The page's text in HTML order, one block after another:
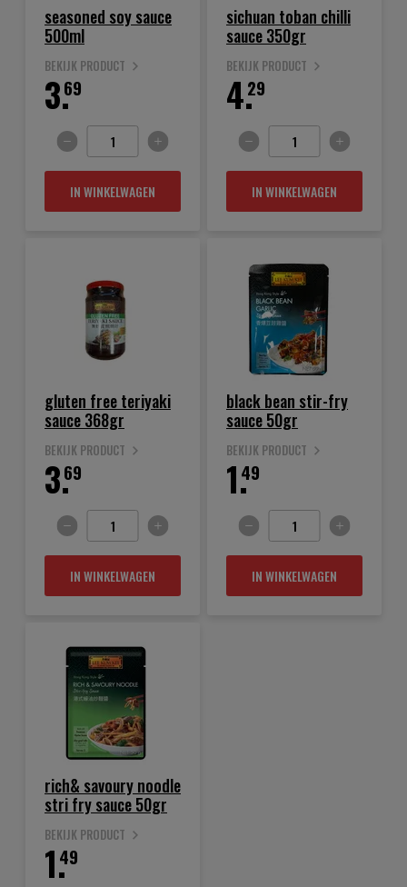
seasoned soy sauce
500ml
BEKIJK PRODUCT
69
3.
IN WINKELWAGEN
sichuan toban chilli
sauce 350gr
BEKIJK PRODUCT
29
4.
IN WINKELWAGEN
gluten free teriyaki
sauce 368gr
BEKIJK PRODUCT
69
3.
IN WINKELWAGEN
black bean stir-fry
sauce 50gr
BEKIJK PRODUCT
49
1.
IN WINKELWAGEN
rich& savoury noodle
stri fry sauce 50gr
BEKIJK PRODUCT
49
1.